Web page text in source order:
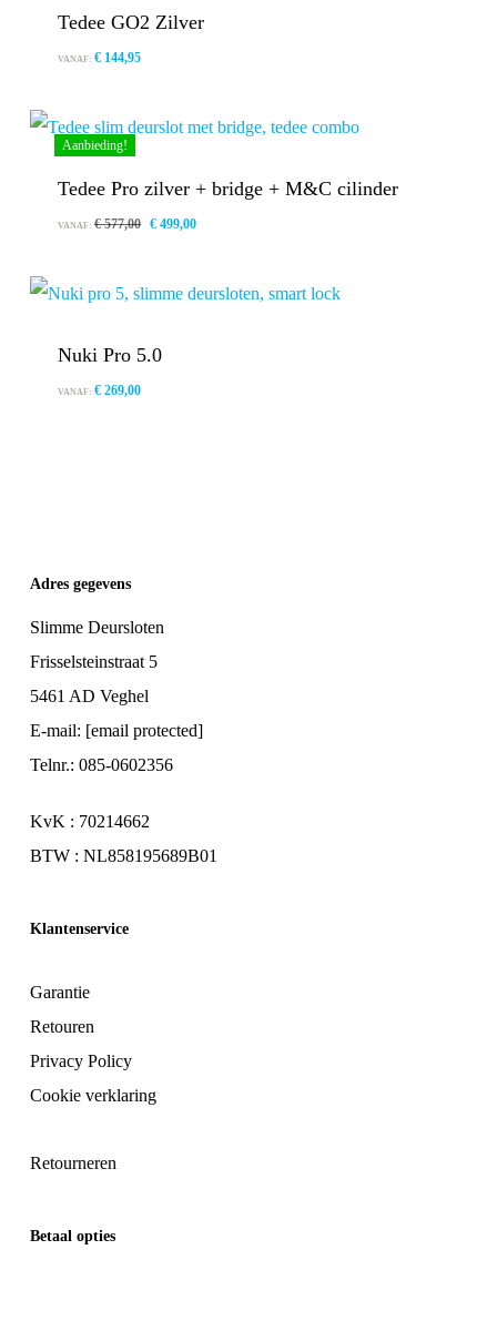
Tedee GO2 Zilver
VANAF: €144,95
Aanbieding!
Tedee Pro zilver + bridge + M&C cilinder
VANAF: €577,00 Oorspronkelijke
€ 577,00.
€499,00Huidige
€ 499,00.
Nuki Pro 5.0
VANAF: €269,00
Adres gegevens
Slimme Deursloten
Frisselsteinstraat 5
5461 AD Veghel
E-mail: [email protected]
Telnr.: 085-0602356
KvK : 70214662
BTW : NL858195689B01
Klantenservice
Garantie
Retouren
Privacy Policy
Cookie verklaring
Retourneren
Betaal opties